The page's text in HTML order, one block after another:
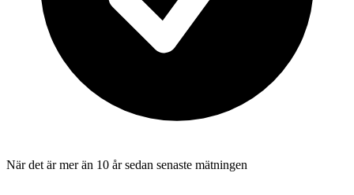
När det är mer än 10 år sedan senaste mätningen